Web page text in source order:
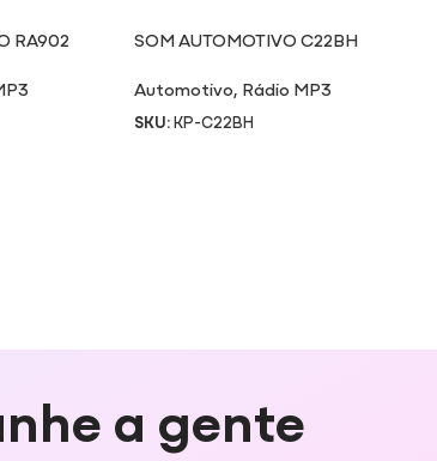
RA902
SOM AUTOMOTIVO C22BH
Automotivo, Rádio MP3
SKU:KP-C22BH
a gente